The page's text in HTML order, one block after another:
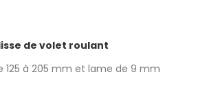
de volet roulant
125 à 205 mm et lame de 9 mm